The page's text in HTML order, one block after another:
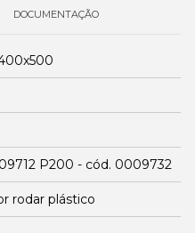
DOCUMENTAÇÃO
P200 - cód. 0009732
rodar plástico